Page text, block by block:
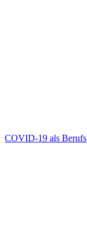
COVID-19 als